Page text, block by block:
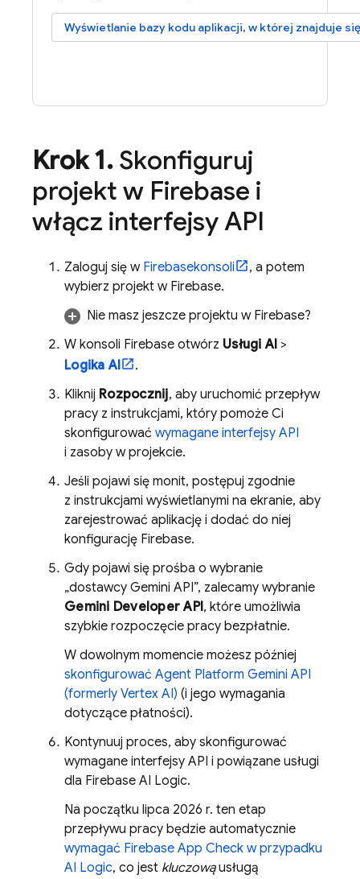
Wyświetlanie bazy kodu aplikacji, w której znajduje
Krok 1.Skonfiguruj
projekt w Firebase i
włącz interfejsy API
Zaloguj się w Firebasekonsoli
, a potem
wybierz projekt w Firebase.
Nie masz jeszcze projektu w Firebase?
W konsoli Firebase otwórz Usługi AI >
Logika AI
.
Kliknij Rozpocznij, aby uruchomić przepływ
pracy z instrukcjami, który pomoże Ci
skonfigurować wymagane interfejsy API
i zasoby w projekcie.
Jeśli pojawi się monit, postępuj zgodnie
z instrukcjami wyświetlanymi na ekranie, aby
zarejestrować aplikację i dodać do niej
konfigurację Firebase.
Gdy pojawi się prośba o wybranie
„dostawcy Gemini API”, zalecamy wybranie
Gemini Developer API, które umożliwia
szybkie rozpoczęcie pracy bezpłatnie.
W dowolnym momencie możesz później
skonfigurować Agent Platform Gemini API
(formerly Vertex AI) (i jego wymagania
dotyczące płatności).
Kontynuuj proces, aby skonfigurować
wymagane interfejsy API i powiązane usługi
dla Firebase AI Logic.
Na początku lipca 2026 r. ten etap
przepływu pracy będzie automatycznie
wymagać Firebase App Check w przypadku
AI Logic, co jest kluczowąusługą